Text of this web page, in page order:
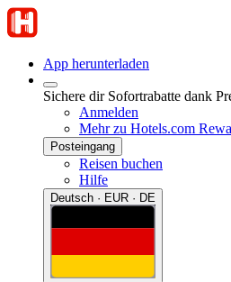
App herunterladen
Sichere dir Sofortrabatte dank
Anmelden
Mehr zu Hotels.com
Posteingang
Reisen buchen
Hilfe
Deutsch · EUR · DE